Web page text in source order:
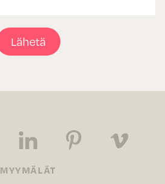
Lähetä
MYYMÄLÄT